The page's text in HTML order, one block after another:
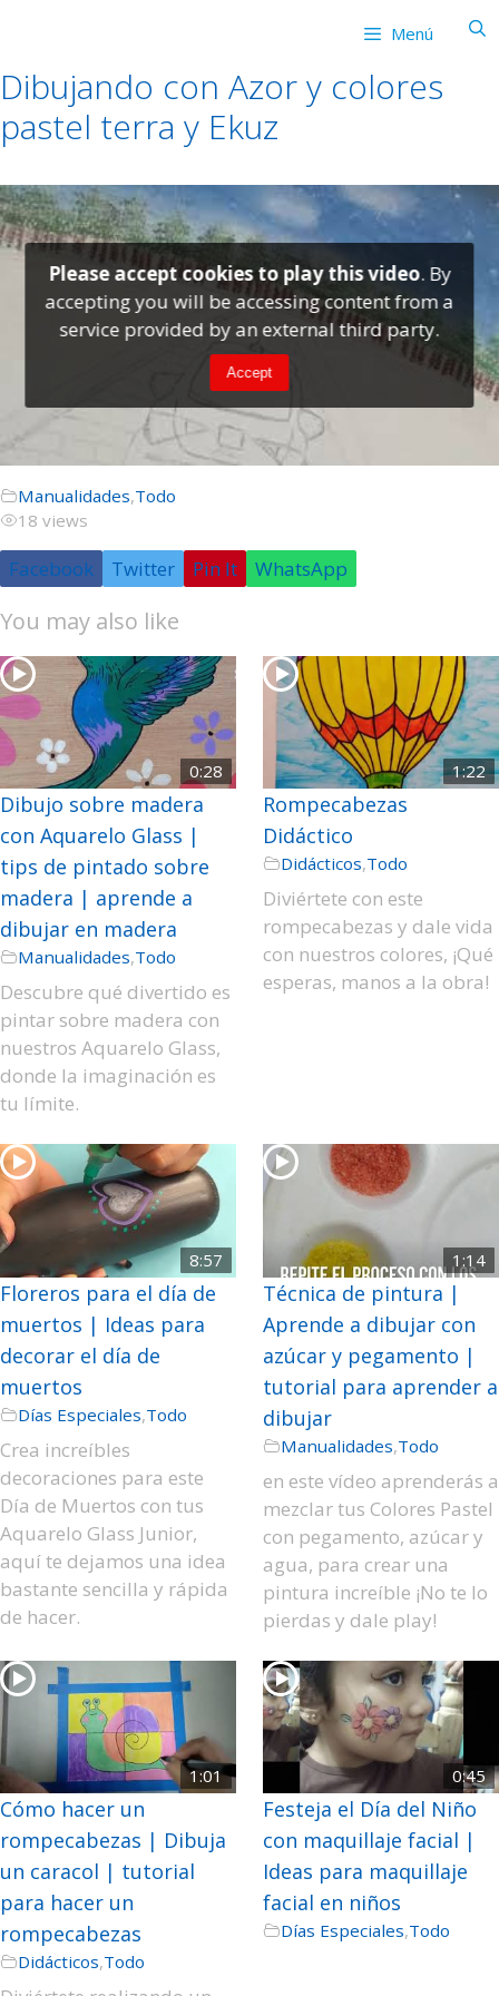
contenido
Menú
Dibujando con Azor y colores
pastel terra y Ekuz
Please accept cookies to play this video. By
accepting you will be accessing content from a
service provided by an external third party.
Accept
Manualidades,Todo
18 views
Facebook Twitter Pin It WhatsApp
You may also like
0:28
Dibujo sobre madera
con Aquarelo Glass |
tips de pintado sobre
madera | aprende a
dibujar en madera
Manualidades,Todo
Descubre qué divertido es
pintar sobre madera con
nuestros Aquarelo Glass,
donde la imaginación es
tu límite.
1:22
Rompecabezas
Didáctico
Didácticos,Todo
Diviértete con este
rompecabezas y dale vida
con nuestros colores, ¡Qué
esperas, manos a la obra!
8:57
Floreros para el día de
muertos | Ideas para
decorar el día de
muertos
Días Especiales,Todo
Crea increíbles
decoraciones para este
Día de Muertos con tus
Aquarelo Glass Junior,
aquí te dejamos una idea
bastante sencilla y rápida
de hacer.
1:14
Técnica de pintura |
Aprende a dibujar con
azúcar y pegamento |
tutorial para aprender a
dibujar
Manualidades,Todo
en este vídeo aprenderás a
mezclar tus Colores Pastel
con pegamento, azúcar y
agua, para crear una
pintura increíble ¡No te lo
pierdas y dale play!
1:01
Cómo hacer un
rompecabezas | Dibuja
un caracol | tutorial
para hacer un
rompecabezas
Didácticos,Todo
0:45
Festeja el Día del Niño
con maquillaje facial |
Ideas para maquillaje
facial en niños
Días Especiales,Todo